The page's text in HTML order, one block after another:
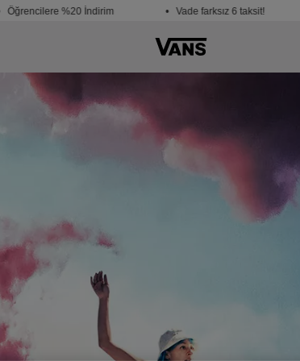
%20 İndirim • Vade farksız 6 taksit!